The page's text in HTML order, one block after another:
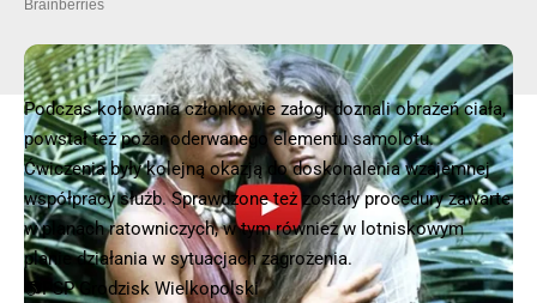
Podczas kołowania członkowie załogi doznali obrażeń ciała,
powstał też pożar oderwanego elementu samolotu.
Ćwiczenia były kolejną okazją do doskonalenia wzajemnej
współpracy służb. Sprawdzone też zostały procedury zawarte
w planach ratowniczych, w tym również w lotniskowym
planie działania w sytuacjach zagrożenia.
📷PSP Grodzisk Wielkopolski